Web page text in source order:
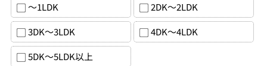
～1LDK
2DK～2LDK
3DK～3LDK
4DK～4LDK
5DK～5LDK以上